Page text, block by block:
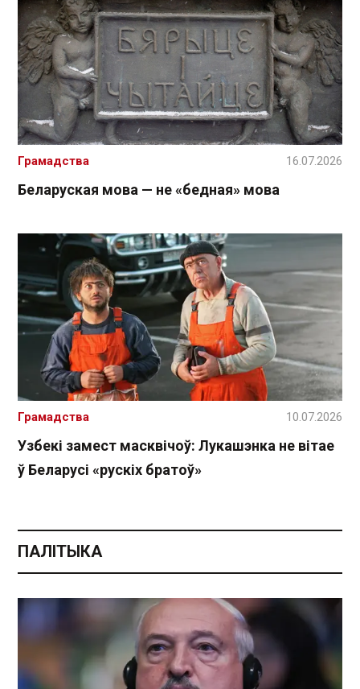
Беларуская мова — не «бедная» мова
Грамадства 16.07.2026
Узбекі замест масквічоў: Лукашэнка не вітае
ў Беларусі «рускіх братоў»
Грамадства 10.07.2026
ПАЛІТЫКА